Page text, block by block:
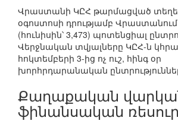
Վրաստանի ԿԸՀ թարմացված
օգոստոսի դրությամբ Վրաստանում
(հունիսին՝ 3,473) պոտենցիալ
Վերջնական տվյալները ԿԸՀ-ն
հոկտեմբերի 3-ից ոչ ուշ, հինգ օր
խորհրդարանական
Քաղաքական
ֆինանսական